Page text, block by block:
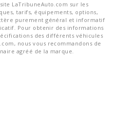
LaTribuneAuto.com sur les
tarifs, équipements, options,
purement général et informatif
Pour obtenir des informations
des différents véhicules
nous vous recommandons de
agréé de la marque.